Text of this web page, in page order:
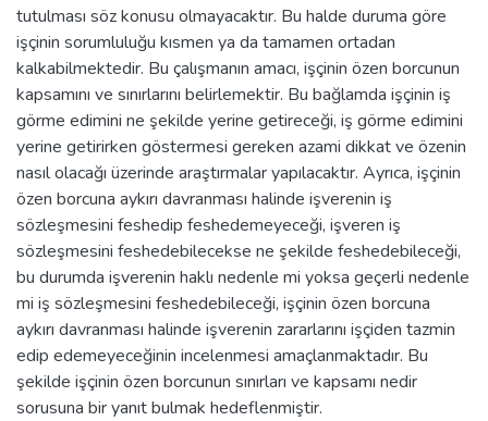
tutulması söz konusu olmayacaktır. Bu halde duruma göre
işçinin sorumluluğu kısmen ya da tamamen ortadan
kalkabilmektedir. Bu çalışmanın amacı, işçinin özen borcunun
kapsamını ve sınırlarını belirlemektir. Bu bağlamda işçinin iş
görme edimini ne şekilde yerine getireceği, iş görme edimini
yerine getirirken göstermesi gereken azami dikkat ve özenin
nasıl olacağı üzerinde araştırmalar yapılacaktır. Ayrıca, işçinin
özen borcuna aykırı davranması halinde işverenin iş
sözleşmesini feshedip feshedemeyeceği, işveren iş
sözleşmesini feshedebilecekse ne şekilde feshedebileceği,
bu durumda işverenin haklı nedenle mi yoksa geçerli nedenle
mi iş sözleşmesini feshedebileceği, işçinin özen borcuna
aykırı davranması halinde işverenin zararlarını işçiden tazmin
edip edemeyeceğinin incelenmesi amaçlanmaktadır. Bu
şekilde işçinin özen borcunun sınırları ve kapsamı nedir
sorusuna bir yanıt bulmak hedeflenmiştir.